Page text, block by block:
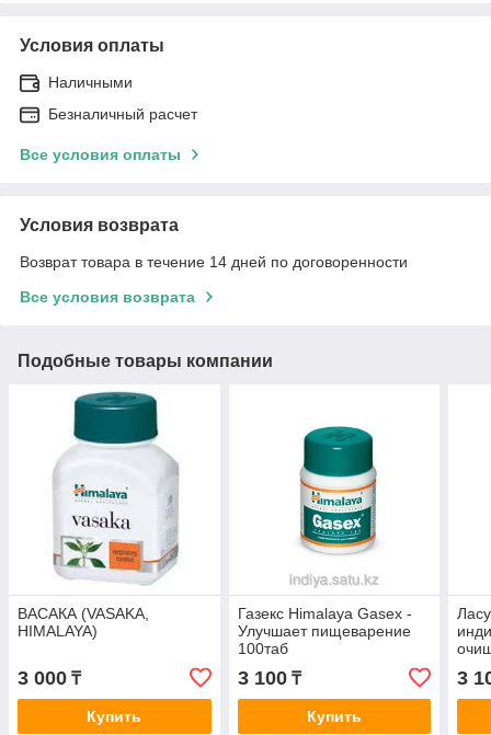
Условия оплаты
Наличными
Безналичный расчет
Все условия оплаты
Условия возврата
Возврат товара в течение 14 дней по договоренности
Все условия возврата
Подобные товары компании
ВАСАКА (VASAKA,
HIMALAYA)
3 000 ₸
Купить
Газекс Himalaya Gasex -
Улучшает пищеварение
100таб
3 100₸
Купить
3